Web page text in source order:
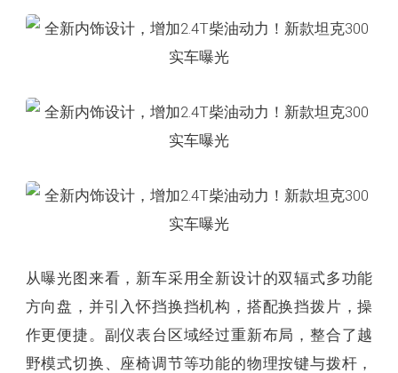
从曝光图来看，新车采用全新设计的双辐式多功能
方向盘，并引入怀挡换挡机构，搭配换挡拨片，操
作更便捷。副仪表台区域经过重新布局，整合了越
野模式切换、座椅调节等功能的物理按键与拨杆，